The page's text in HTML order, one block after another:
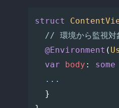
struct
// 環境から監視対
@Environment (
var
body : some
...
}